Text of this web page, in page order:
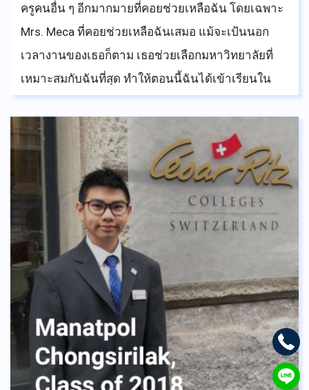
ครูคนอื่น ๆ อีกมากมายที่คอยช่วยเหลือฉัน โดยเฉพาะ
Mrs. Meca ที่คอยช่วยเหลือฉันเสมอ แม้จะเป้นนอก
เวลางานของเธอก็ตาม เธอช่วยเลือกมหาวิทยาลัยที่
เหมาะสมกับฉันที่สุด ทำให้ตอนนี้ฉันได้เข้าเรียนใน
มหาวิทยาลัยอย่างมีความสุข ทั้งน้ำตา เสียงหัวเราะ
ความสำเร็จ และความล้มเหลว ทั้งหมดนี้คือสิ่งที่ฉันได้
เรียนรู้เมื่อมองย้อนไปยังครู และเพื่อน ๆ ในวันรับ
ปริญญาของฉัน และฉันจะไม่มีวันเปลี่ยนความทรงำจ
ที่ดีเหล่านั้น ไม่ว่าจะยากลำบากแค่ไหน นักเรียนของ
ASBGV ก็จะสามารถผ่านมันไปได้ ไม่ต้องกังวล ไม่ต้อง
เกรงใจที่จะขอความช่วยเหลือ เพราะเจ้าหน้าที่ และ
อาจารย์ของ ASBGVเป็นคนที่มีน้ำใจ และไม่ต้องการ
อะไรตอบแทน นอกจากได้เห็นทุกคนเดินไปตามเส้น
ทางของตนเอง และได้รับประกาศนียบัตรจาก
มหาวิทยาลัยในอนาคต เพื่อก้าวไปสู่สิ่งที่ดีกว่า
ขอให้ทุกคนโชคดี!